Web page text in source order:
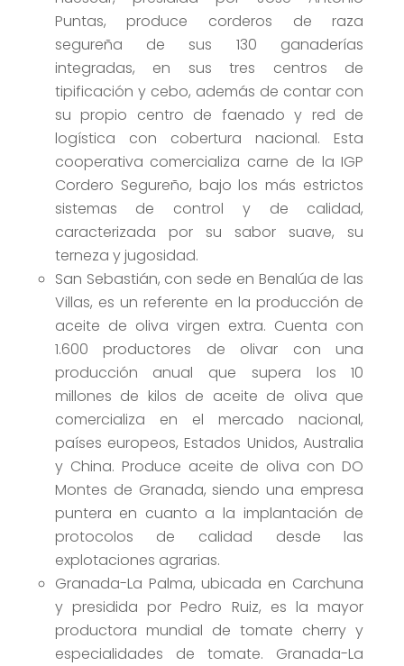
Puntas, produce corderos de raza
segureña de sus 130 ganaderías
integradas, en sus tres centros de
tipificación y cebo, además de contar con
su propio centro de faenado y red de
logística con cobertura nacional. Esta
cooperativa comercializa carne de la IGP
Cordero Segureño, bajo los más estrictos
sistemas de control y de calidad,
caracterizada por su sabor suave, su
terneza y jugosidad.
San Sebastián, con sede en Benalúa de las
Villas, es un referente en la producción de
aceite de oliva virgen extra. Cuenta con
1.600 productores de olivar con una
producción anual que supera los 10
millones de kilos de aceite de oliva que
comercializa en el mercado nacional,
países europeos, Estados Unidos, Australia
y China. Produce aceite de oliva con DO
Montes de Granada, siendo una empresa
puntera en cuanto a la implantación de
protocolos de calidad desde las
explotaciones agrarias.
Granada-La Palma, ubicada en Carchuna
y presidida por Pedro Ruiz, es la mayor
productora mundial de tomate cherry y
especialidades de tomate. Granada-La